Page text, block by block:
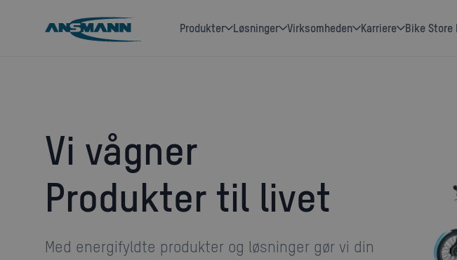
produkter løsninger Virksomheden karriere Bike Store
Vi vågner
Produkter til livet
Med energifyldte produkter og løsninger gør vi din